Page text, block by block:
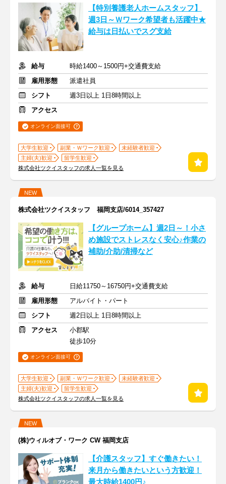
【特別養護老人ホームスタッフ】
週3日～Ｗワーク希望者も活躍中★
給与は日払いでスグ支給
給与
時給1400～1500円+交通費支給
雇用形態
派遣社員
シフト
週3日以上 1日8時間以上
アクセス
オンライン面接可
大学生歓迎 副業・Ｗワーク歓迎
未経験者歓迎
主婦(夫)歓迎
留学生歓迎
株式会社ツクイスタッフの求人一覧を見る
NEW
株式会社ツクイスタッフ 福岡支店/6014_357427
【グループホーム】週2日～！小さ
め施設でストレスなく安心♪作業の
補助/介助/清掃など
給与
日給11750～16750円+交通費支給
雇用形態
アルバイト・パート
シフト
週2日以上 1日8時間以上
アクセス
小郡駅
徒歩10分
オンライン面接可
大学生歓迎 副業・Ｗワーク歓迎
未経験者歓迎
主婦(夫)歓迎
留学生歓迎
株式会社ツクイスタッフの求人一覧を見る
NEW
(株)ウィルオブ・ワーク CW 福岡支店
【介護スタッフ】すぐ働きたい！
来月から働きたいという方歓迎！
最大時給1400円♪